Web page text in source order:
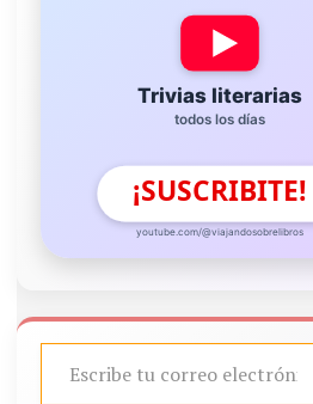
Trivias literarias
todos los días
¡SUSCRIBITE!
youtube.com/@viajandosobrelibros
ESCRIBE TU CORREO ELECTRÓNICO…